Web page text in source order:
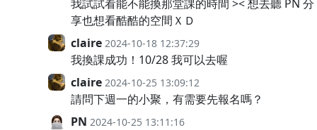
我試試看能不能換那堂課的時間 >< 想去聽 PN 分
享也想看酷酷的空間ＸＤ
claire 2024-10-18 12:37:29
我換課成功！10/28 我可以去喔
claire 2024-10-25 13:09:12
請問下週一的小聚，有需要先報名嗎？
PN 2024-10-25 13:11:16